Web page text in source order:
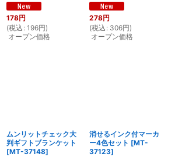
178円
(税込 : 196円)
オープン価格
278円
(税込 : 306円)
オープン価格
ムンリットチェック大
判ギフトブランケット
[MT-37148]
消せるインク付マーカ
ー4色セット [MT-
37123]